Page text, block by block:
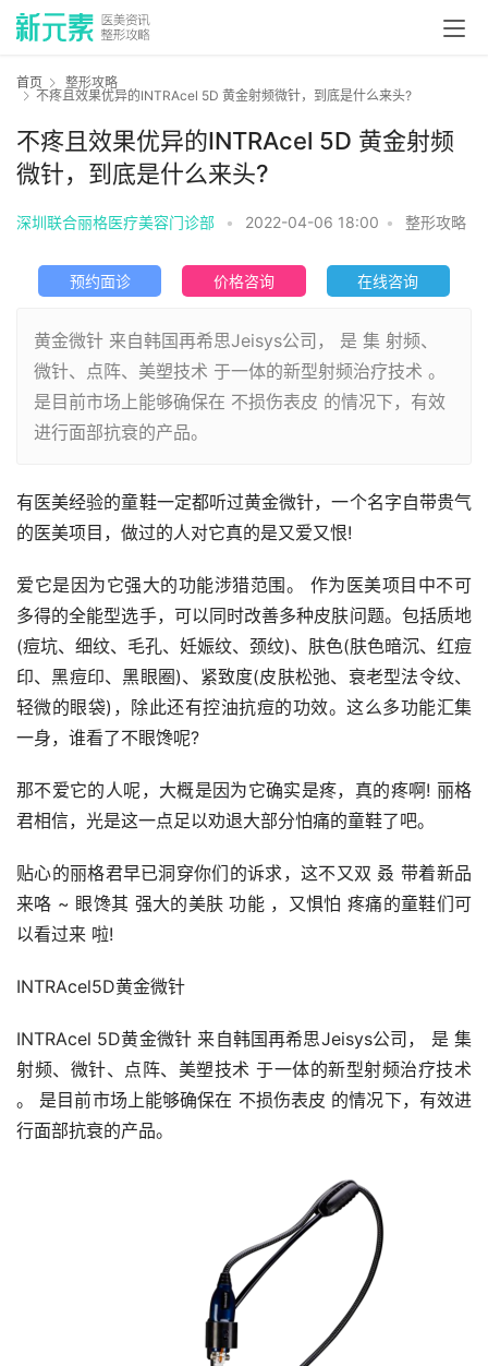
首页
整形攻略
不疼且效果优异的INTRAcel 5D 黄金射频微针，到底是什么来头?
不疼且效果优异的INTRAcel 5D 黄金射频
微针，到底是什么来头?
深圳联合丽格医疗美容门诊部 • 2022-04-06 18:00 • 整形攻略
预约面诊 价格咨询 在线咨询
黄金微针 来自韩国再希思Jeisys公司， 是 集 射频、
微针、点阵、美塑技术 于一体的新型射频治疗技术 。
是目前市场上能够确保在 不损伤表皮 的情况下，有效
进行面部抗衰的产品。
有医美经验的童鞋一定都听过黄金微针，一个名字自带贵气
的医美项目，做过的人对它真的是又爱又恨!
爱它是因为它强大的功能涉猎范围。 作为医美项目中不可
多得的全能型选手，可以同时改善多种皮肤问题。包括质地
(痘坑、细纹、毛孔、妊娠纹、颈纹)、肤色(肤色暗沉、红痘
印、黑痘印、黑眼圈)、紧致度(皮肤松弛、衰老型法令纹、
轻微的眼袋)，除此还有控油抗痘的功效。这么多功能汇集
一身，谁看了不眼馋呢?
那不爱它的人呢，大概是因为它确实是疼，真的疼啊! 丽格
君相信，光是这一点足以劝退大部分怕痛的童鞋了吧。
贴心的丽格君早已洞穿你们的诉求，这不又双 叒 带着新品
来咯 ~ 眼馋其 强大的美肤 功能 ，又惧怕 疼痛的童鞋们可
以看过来 啦!
INTRAcel5D黄金微针
INTRAcel 5D黄金微针 来自韩国再希思Jeisys公司， 是 集
射频、微针、点阵、美塑技术 于一体的新型射频治疗技术
。 是目前市场上能够确保在 不损伤表皮 的情况下，有效进
行面部抗衰的产品。